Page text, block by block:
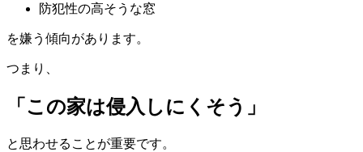
防犯性の高そうな窓
を嫌う傾向があります。
つまり、
「この家は侵入しにくそう」
と思わせることが重要です。